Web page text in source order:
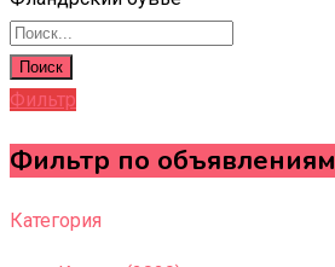
Поиск
Фильтр
Фильтр по объявлениям
Категория